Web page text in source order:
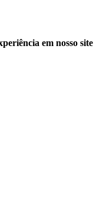
em nosso site